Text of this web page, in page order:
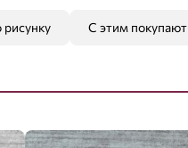
С этим покупают